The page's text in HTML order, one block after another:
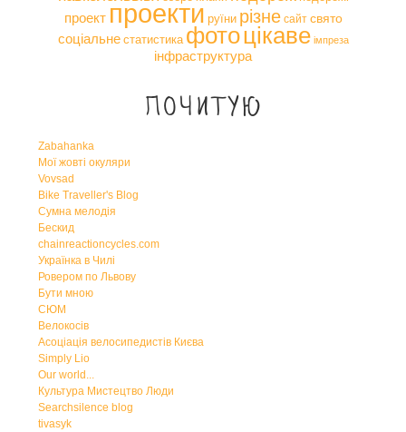
проект проекти руїни різне сайт свято
соціальне статистика фотоцікаве імпреза
інфраструктура
Почитую
Zabahanka
Мої жовті окуляри
Vovsad
Bike Traveller's Blog
Сумна мелодія
Бескид
chainreactioncycles.com
Українка в Чилі
Ровером по Львову
Бути мною
СЮМ
Велокосів
Асоціація велосипедистів Києва
Simply Lio
Our world...
Культура Мистецтво Люди
Searchsilence blog
tivasyk